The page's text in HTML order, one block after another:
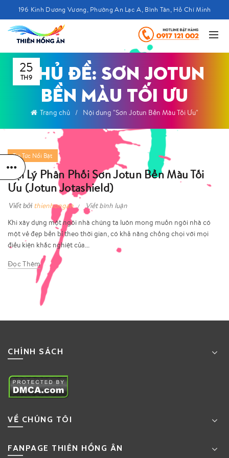
196 Kinh Dương Vương, Phường An Lạc A, Bình Tân, Hồ Chí Minh
CHỦ ĐỀ: SƠN JOTUN
BỀN MÀU TỐI ƯU
Trang chủ Nội dung "Sơn Jotun Bền Màu Tối Ưu"
25
TH9
Tin Tức Nổi Bật
Đại Lý Phân Phối Sơn Jotun Bền Màu Tối
Ưu (Jotun Jotashield)
Viết bởi thienhongan
Viết bình luận
Khi xây dựng một ngôi nhà chúng ta luôn mong muốn ngôi nhà có
một vẻ đẹp bền bỉ theo thời gian, có khả năng chống chọi với mọi
điều kiện khắc nghiệt của...
Đọc Thêm
CHÍNH SÁCH
VỀ CHÚNG TÔI
FANPAGE THIÊN HỒNG ÂN